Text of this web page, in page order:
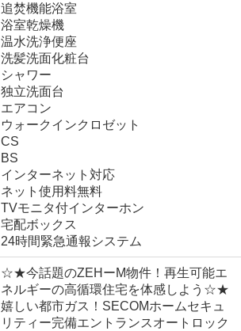
追焚機能浴室
浴室乾燥機
温水洗浄便座
洗髪洗面化粧台
シャワー
独立洗面台
エアコン
ウォークインクロゼット
CS
BS
インターネット対応
ネット使用料無料
TVモニタ付インターホン
宅配ボックス
24時間緊急通報システム
☆★今話題のZEHーM物件！再生可能エ
ネルギーの高循環住宅を体感しよう☆★
嬉しい都市ガス！SECOMホームセキュ
リティー完備エントランスオートロック